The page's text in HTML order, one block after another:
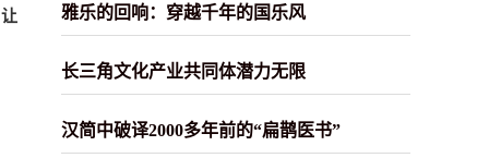
雅乐的回响：穿越千年的国乐风
长三角文化产业共同体潜力无限
汉简中破译2000多年前的“扁鹊医书”